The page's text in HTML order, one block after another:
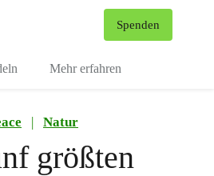
Spenden
Mehr erfahren
| Natur
größten